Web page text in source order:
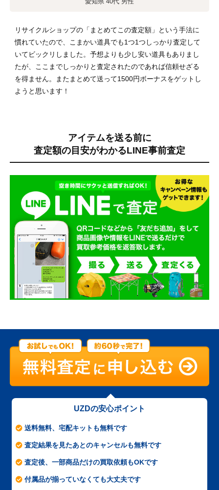
リサイクルショップの「まとめてこの査定額」という手法に
慣れていたので、こまかい道具でも1つ1つしっかり査定して
いてビックリしました。予想よりも少し安い道具もありまし
たが、ここまでしっかりと査定されたのであれば信頼せざる
を得ません。またまとめて送って1500円ボーナスをゲットし
ようと思います！
アイテムを送る前に
査定額の目安がわかるLINE事前査定
UZDの安心ポイント
送料無料、宅配キットも無料です
査定結果を見たあとのキャンセルも無料です
査定後、一部商品だけの買取依頼もOKです
付属品が揃っていなくても大丈夫です